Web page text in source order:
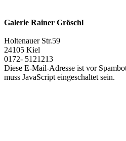
Galerie Rainer Gröschl
Holtenauer Str.59
24105 Kiel
0172- 5121213
Diese E-Mail-Adresse ist vor
muss JavaScript eingeschaltet sein.